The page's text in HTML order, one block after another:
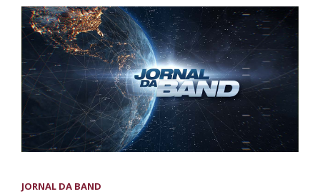
JORNAL DA BAND